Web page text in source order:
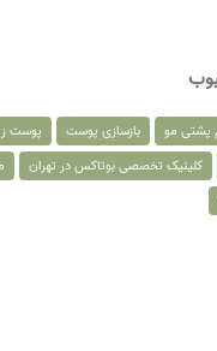
پشتی مو بازسازی پوست پوست
کلینیک تخصصی بوتاکس در تهران